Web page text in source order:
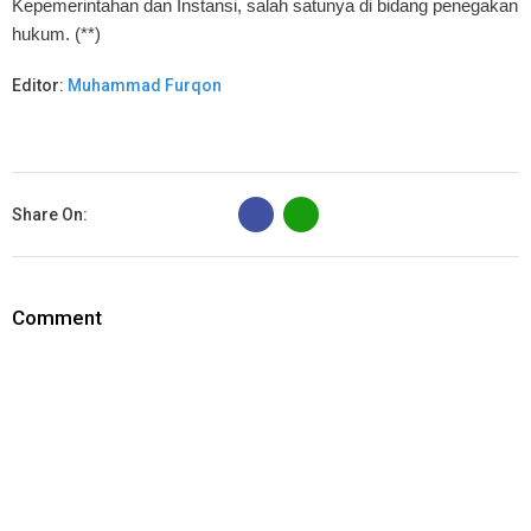
Kepemerintahan dan Instansi, salah satunya di bidang penegakan
hukum. (**)
Editor: Muhammad Furqon
Share On:
B
Comment